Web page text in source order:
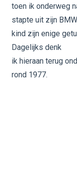
toen ik onderweg
stapte uit zijn
kind zijn enige
Dagelijks denk
ik hieraan terug
rond 1977.